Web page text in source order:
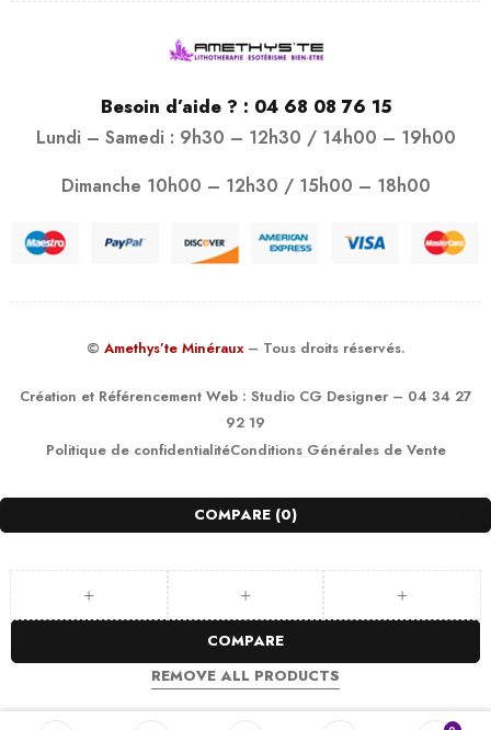
Besoin d’aide ? : 04 68 08 76 15
Lundi – Samedi : 9h30 – 12h30 / 14h00 – 19h00
Dimanche 10h00 – 12h30 / 15h00 – 18h00
© Amethys’te Minéraux – Tous droits réservés.
Création et Référencement Web : Studio CG Designer– 04 34 27
92 19
Politique de confidentialitéConditions Générales de Vente
COMPARE (0)
COMPARE
REMOVE ALL PRODUCTS